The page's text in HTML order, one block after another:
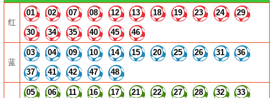
红
01 02 07 08 12 13 18 19 23 24 29
30 34 35 40 45 46
蓝
03 04 09 10 14 15 20 25 26 31 36
37 41 42 47 48
05 06 11 16 17 21 22 27 28 32 33